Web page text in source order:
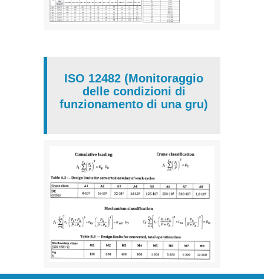
ISO 12482 (Monitoraggio
delle condizioni di
funzionamento di una gru)